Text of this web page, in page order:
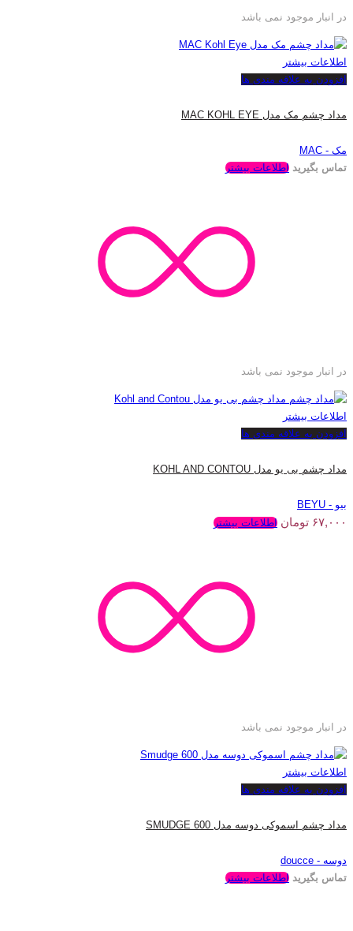
در انبار موجود نمی باشد
اطلاعات بیشتر
افزودن به علاقه مندی ها
مداد چشم مک مدل MAC KOHL EYE
مک - MAC
تماس بگیرید اطلاعات بیشتر
در انبار موجود نمی باشد
اطلاعات بیشتر
افزودن به علاقه مندی ها
مداد چشم بی یو مدل KOHL AND CONTOU
بیو - BEYU
۶۷,۰۰۰ تومان اطلاعات بیشتر
در انبار موجود نمی باشد
اطلاعات بیشتر
افزودن به علاقه مندی ها
مداد چشم اسموکی دوسه مدل SMUDGE 600
دوسه - doucce
تماس بگیرید اطلاعات بیشتر